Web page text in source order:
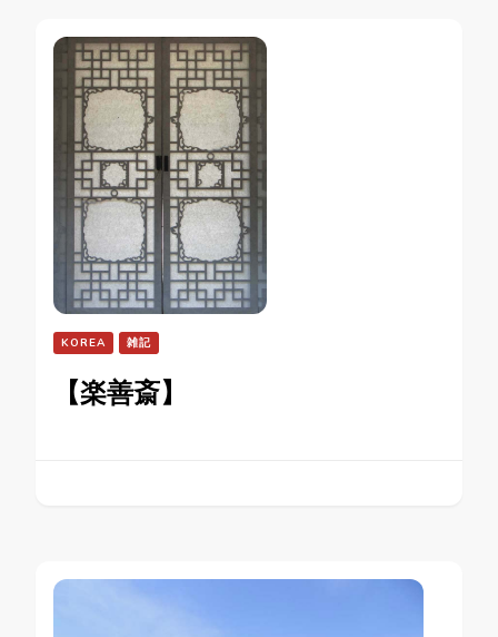
KOREA 雑記
【楽善斎】